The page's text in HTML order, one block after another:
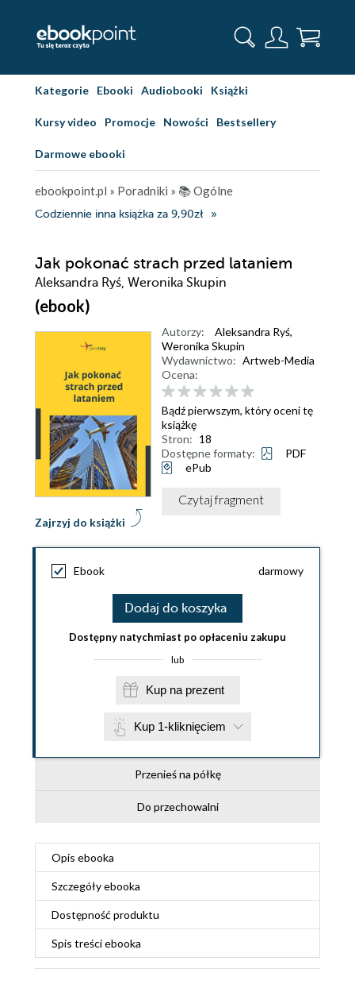
Kategorie Ebooki Audiobooki Książki
Kursy video Promocje Nowości Bestsellery
Darmowe ebooki
ebookpoint.pl » Poradniki » 📚 Ogólne
Codziennie inna książka za 9,90zł
Jak pokonać strach przed lataniem
Aleksandra Ryś, Weronika Skupin
(ebook)
Zajrzyj do książki
Autorzy: Aleksandra Ryś,
Weronika Skupin
Wydawnictwo: Artweb-Media
Ocena:
Bądź pierwszym, który oceni tę
książkę
Stron: 18
Dostępne formaty:
PDF
ePub
Czytaj fragment
Ebook darmowy
Dodaj do koszyka
Dostępny natychmiast po opłaceniu zakupu
lub
Kup na prezent
Kup 1-kliknięciem
Przenieś na półkę
Do przechowalni
Opis ebooka
Szczegółyebooka
Dostępność produktu
Spis treściebooka